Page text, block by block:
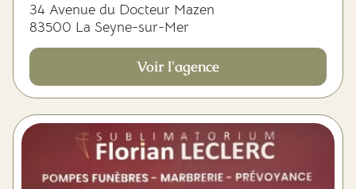
34 Avenue du Docteur Mazen
83500 La Seyne-sur-Mer
Voir l'agence